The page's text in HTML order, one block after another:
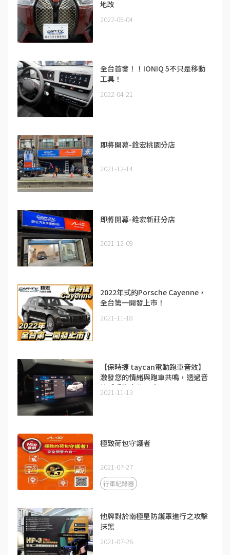
地改
2022-05-04
全台首發！！IONIQ 5不只是移動
工具！
2022-04-21
即將開幕-銓宏桃園分店
2021-12-14
即將開幕-銓宏新莊分店
2021-12-09
2022年式的Porsche Cayenne，
全台第一開發上市！
2021-11-18
【保時捷 taycan電動跑車音效】
激發您的情緒與跑車共鳴，透過音
效感受跑車的靈魂
2021-11-13
極致荷包守護者
2021-07-27
行車紀錄器
他牌對於南極星防護罩進行之攻擊
抹黑
2021-07-26